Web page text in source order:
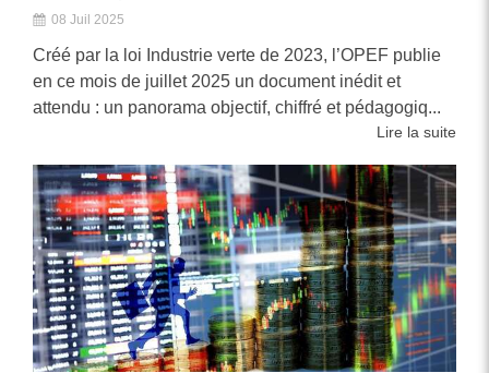
08 Juil 2025
Créé par la loi Industrie verte de 2023, l’OPEF publie
en ce mois de juillet 2025 un document inédit et
attendu : un panorama objectif, chiffré et pédagogiq...
Lire la suite